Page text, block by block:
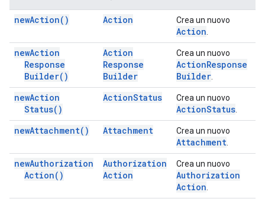
newAction( ) Action Crea un nuovo
Action
newAction
Response
Builder( )
Action
Response
Builder
Crea un nuovo
ActionResponse
Builder
newAction
Status( )
ActionStatus Crea un nuovo
ActionStatus
newAttachment( ) Attachment Crea un nuovo
Attachment
newAuthorization
Action( )
Authorization
Action
Crea un nuovo
Authorization
Action